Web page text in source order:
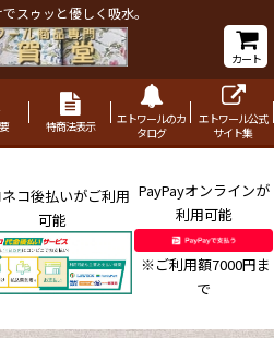
スゥッと優しく吸水。
カート
特商法表示
エトワールのカ
タログ
エトワール公式
サイト集
コ後払いがご利用
可能
PayPayオンラインが
利用可能
※ご利用額7000円ま
で